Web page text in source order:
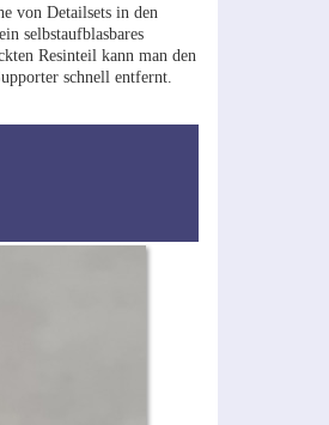
von Detailsets in den
selbstaufblasbares
Resinteil kann man den
schnell entfernt.